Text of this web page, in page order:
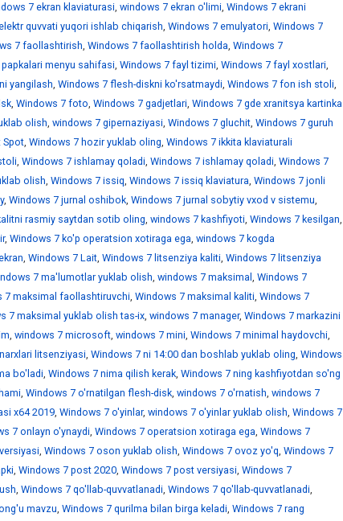
7 ekran klaviaturasi, windows 7 ekran o'limi, Windows 7 ekrani
quvvati yuqori ishlab chiqarish, Windows 7 emulyatori, Windows 7
7 faollashtirish, Windows 7 faollashtirish holda, Windows 7
menyu sahifasi, Windows 7 fayl tizimi, Windows 7 fayl xostlari,
yangilash, Windows 7 flesh-diskni ko'rsatmaydi, Windows 7 fon ish stoli,
, Windows 7 foto, Windows 7 gadjetlari, Windows 7 gde xranitsya kartinka
olish, windows 7 gipernaziyasi, Windows 7 gluchit, Windows 7 guruh
Spot, Windows 7 hozir yuklab oling, Windows 7 ikkita klaviaturali
, Windows 7 ishlamay qoladi, Windows 7 ishlamay qoladi, Windows 7
olish, Windows 7 issiq, Windows 7 issiq klaviatura, Windows 7 jonli
, Windows 7 jurnal oshibok, Windows 7 jurnal sobytiy vxod v sistemu,
rasmiy saytdan sotib oling, windows 7 kashfiyoti, Windows 7 kesilgan,
, Windows 7 ko'p operatsion xotiraga ega, windows 7 kogda
, Windows 7 Lait, Windows 7 litsenziya kaliti, Windows 7 litsenziya
7 ma'lumotlar yuklab olish, windows 7 maksimal , Windows 7
7 maksimal faollashtiruvchi, Windows 7 maksimal kaliti, Windows 7
7 maksimal yuklab olish tas-ix, windows 7 manager, Windows 7 markazini
, windows 7 microsoft, windows 7 mini, Windows 7 minimal haydovchi,
litsenziyasi, Windows 7 ni 14:00 dan boshlab yuklab oling, Windows
bo'ladi, Windows 7 nima qilish kerak, Windows 7 ning kashfiyotdan so'ng
, Windows 7 o'rnatilgan flesh-disk, windows 7 o'rnatish, windows 7
x64 2019, Windows 7 o'yinlar, windows 7 o'yinlar yuklab olish, Windows 7
7 onlayn o'ynaydi, Windows 7 operatsion xotiraga ega, Windows 7
, Windows 7 oson yuklab olish, Windows 7 ovoz yo'q, Windows 7
, Windows 7 post 2020, Windows 7 post versiyasi, Windows 7
, Windows 7 qo'llab-quvvatlanadi, Windows 7 qo'llab-quvvatlanadi,
mavzu, Windows 7 qurilma bilan birga keladi, Windows 7 rang